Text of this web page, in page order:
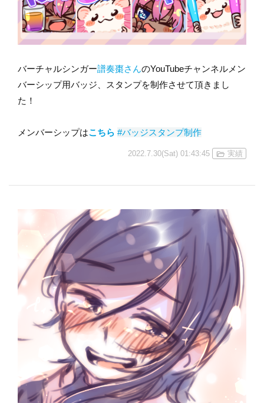
バーチャルシンガー譜奏棗さんのYouTubeチャンネルメン
バーシップ用バッジ、スタンプを制作させて頂きまし
た！
メンバーシップはこちら #バッジスタンプ制作
2022.7.30(Sat) 01:43:45 実績